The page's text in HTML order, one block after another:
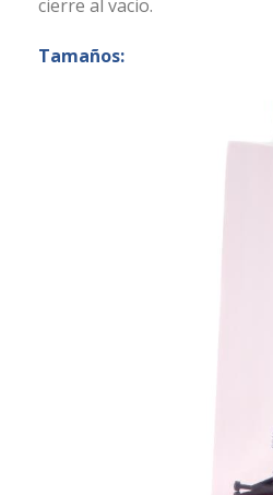
cierre al vacio.
Tamaños: